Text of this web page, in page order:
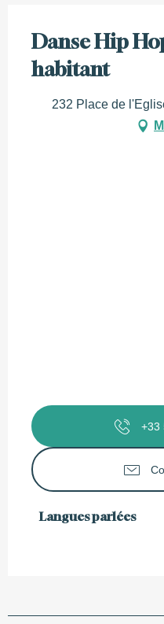
Danse Hip
habitant
232 Place de
Langues parlées
Langues parlées